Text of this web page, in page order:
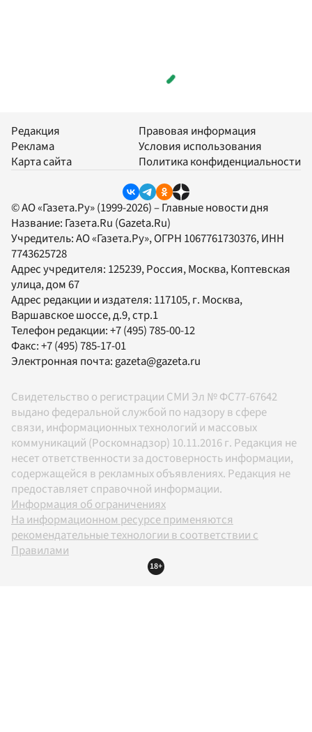
Редакция
Реклама
Карта сайта
Правовая информация
Условия использования
Политика конфиденциальности
© АО «Газета.Ру» (1999-2026) – Главные новости дня
Название: Газета.Ru (Gazeta.Ru)
Учредитель:АО «Газета.Ру», ОГРН 1067761730376, ИНН
7743625728
Адрес учредителя: 125239, Россия, Москва, Коптевская
улица, дом 67
Адрес редакции и издателя: 117105, г. Москва,
Варшавское шоссе, д.9, стр.1
Телефон редакции:+7 (495) 785-00-12
Факс:+7 (495) 785-17-01
Электронная почта:gazeta@gazeta.ru
Свидетельство о регистрации СМИ Эл № ФС77-67642
выдано федеральной службой по надзору в сфере
связи, информационных технологий и массовых
коммуникаций (Роскомнадзор) 10.11.2016 г. Редакция не
несет ответственности за достоверность информации,
содержащейся в рекламных объявлениях. Редакция не
предоставляет справочной информации.
Информация об ограничениях
На информационном ресурсе применяются
рекомендательные технологии в соответствии с
Правилами
18+